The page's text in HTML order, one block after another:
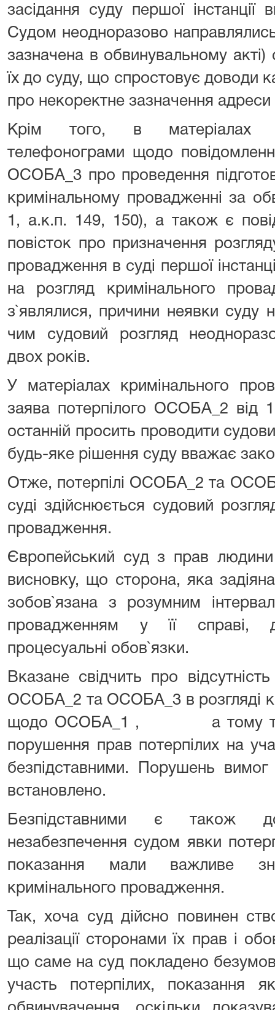
засідання суду першої інстанції
Судом неодноразово
зазначена в обвинувальному акті)
їх до суду, що спростовує доводи
про некоректне зазначення
Крім того, в матеріалах
телефонограми щодо
ОСОБА_3 про проведення
кримінальному провадженні за
1, а.к.п. 149, 150), а також є
повісток про призначення
провадження в суді першої
на розгляд кримінального
з`являлися, причини неявки суду
чим судовий розгляд
двох років.
У матеріалах кримінального
заява потерпілого ОСОБА_2 від
останній просить проводити
будь-яке рішення суду вважає
Отже, потерпілі ОСОБА_2 та
суді здійснюється судовий
провадження.
Європейський суд з прав людини
висновку, що сторона, яка
зобов`язана з розумним
провадженням у її справі,
процесуальні обов`язки.
Вказане свідчить про
ОСОБА_2 та ОСОБА_3 в розгляді
щодо ОСОБА_1 , а тому
порушення прав потерпілих на
безпідставними. Порушень
встановлено.
Безпідставними є також
незабезпечення судом явки
показання мали важливе
кримінального провадження.
Так, хоча суд дійсно повинен
реалізації сторонами їх прав і
що саме на суд покладено
участь потерпілих, показання